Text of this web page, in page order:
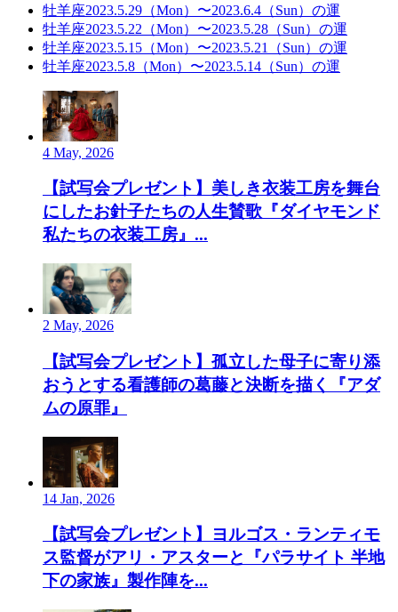
牡羊座2023.5.29（Mon）〜2023.6.4（Sun）の運
牡羊座2023.5.22（Mon）〜2023.5.28（Sun）の運
牡羊座2023.5.15（Mon）〜2023.5.21（Sun）の運
牡羊座2023.5.8（Mon）〜2023.5.14（Sun）の運
4 May, 2026
【試写会プレゼント】美しき衣装工房を舞台
にしたお針子たちの人生賛歌『ダイヤモンド
私たちの衣装工房』...
2 May, 2026
【試写会プレゼント】孤立した母子に寄り添
おうとする看護師の葛藤と決断を描く『アダ
ムの原罪』
14 Jan, 2026
【試写会プレゼント】ヨルゴス・ランティモ
ス監督がアリ・アスターと『パラサイト 半地
下の家族』製作陣を...